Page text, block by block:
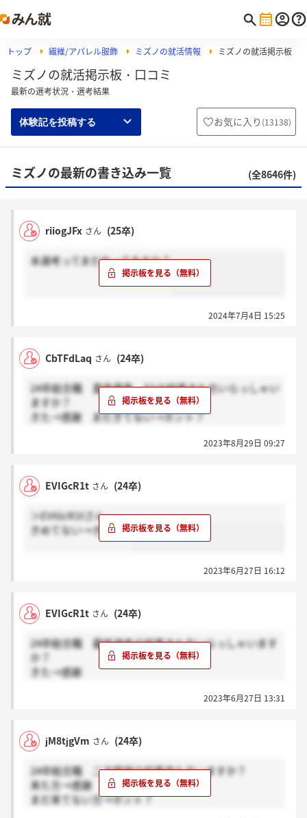
トップ 繊維/アパレル服飾 ミズノの就活情報 ミズノの就活掲示板
ミズノの就活掲示板・口コミ
最新の選考状況・選考結果
体験記を投稿する お気に入り (13138)
ミズノの最新の書き込み一覧 (全8646件)
riiogJFx さん (25卒)
本選考ってまだやってますか？
2024年7月4日 15:25
CbTFdLaq さん (24卒)
24卒総合職 夏季募集 ESの結果きた方いらっしゃい
ますか？
きた→感謝 まだきてない→ホント？
2023年8月29日 09:27
EVIGcR1t さん (24卒)
＞EVIGcR1tさん
きめてない→きてない
2023年6月27日 16:12
EVIGcR1t さん (24卒)
24卒総合職 最終選考の結果きた方いらっしゃいます
か？
きた→感謝
2023年6月27日 13:31
jM8tjgVm さん (24卒)
24卒総合職 二次面接の結果来た方いますか？
来た方→感謝
まだ来てない方→ホント？